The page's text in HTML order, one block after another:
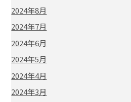
2024年8月
2024年7月
2024年6月
2024年5月
2024年4月
2024年3月